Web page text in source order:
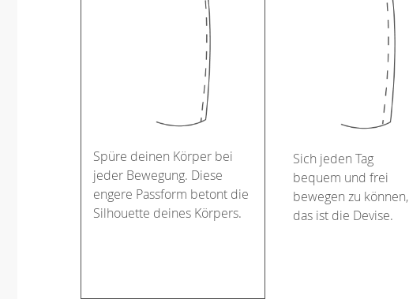
Spüre deinen Körper bei
jeder Bewegung. Diese
engere Passform betont die
Silhouette deines Körpers.
Sich jeden Tag
bequem und frei
bewegen zu können,
das ist die Devise.